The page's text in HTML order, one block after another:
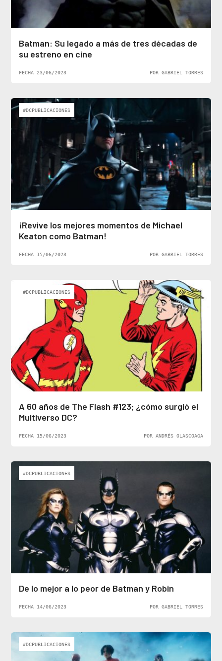
Batman: Su legado a más de tres décadas de
su estreno en cine
FECHA 23/06/2023 POR GABRIEL TORRES
#DCPUBLICACIONES
¡Revive los mejores momentos de Michael
Keaton como Batman!
FECHA 15/06/2023 POR GABRIEL TORRES
#DCPUBLICACIONES
A 60 años de The Flash #123; ¿cómo surgió el
Multiverso DC?
FECHA 15/06/2023 POR ANDRÉS OLASCOAGA
#DCPUBLICACIONES
De lo mejor a lo peor de Batman y Robin
FECHA 14/06/2023 POR GABRIEL TORRES
#DCPUBLICACIONES